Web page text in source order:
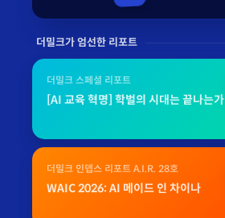
더밀크가 엄선한 리포트
더밀크 스페셜 리포트
[AI 교육 혁명] 학벌의 시대는 끝나는가
더밀크 인뎁스 리포트 A.I.R. 28호
WAIC 2026: AI 메이드 인 차이나